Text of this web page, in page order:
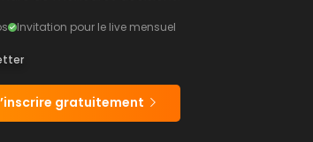
Invitation pour le live mensuel
gratuitement